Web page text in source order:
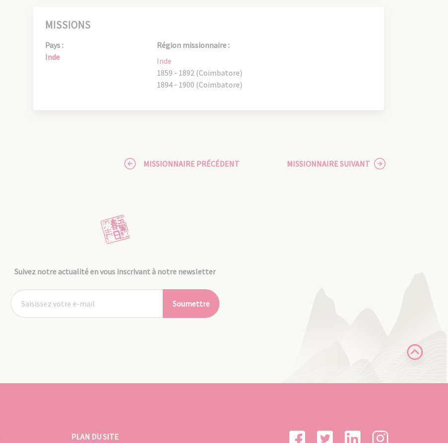
MISSIONS
Pays :
Inde
Région missionnaire :
Inde
1859 - 1892 (Coimbatore)
1894 - 1900 (Coimbatore)
MISSIONNAIRE PRÉCÉDENT MISSIONNAIRE SUIVANT
Suivez notre actualité en vous inscrivant à notre newsletter
Soumettre
PLAN DU SITE